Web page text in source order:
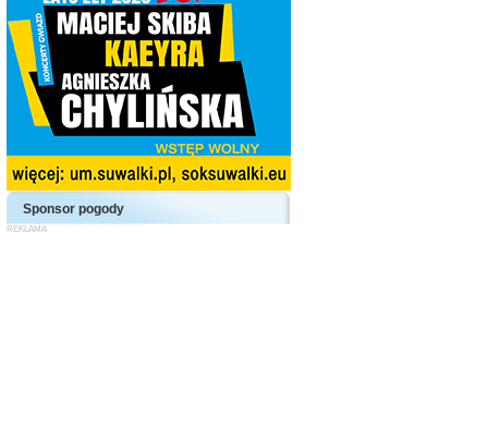
Sponsor pogody